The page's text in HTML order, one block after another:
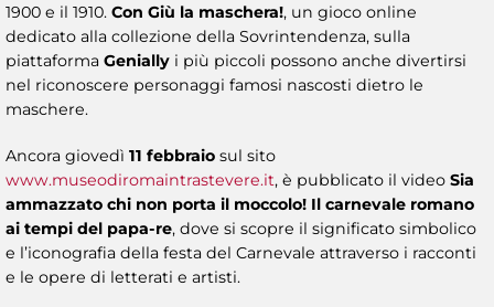
1900 e il 1910. Con Giù la maschera!, un gioco online
dedicato alla collezione della Sovrintendenza, sulla
piattaforma Genially i più piccoli possono anche divertirsi
nel riconoscere personaggi famosi nascosti dietro le
maschere.
Ancora giovedì 11 febbraio sul sito
www.museodiromaintrastevere.it, è pubblicato il video Sia
ammazzato chi non porta il moccolo! Il carnevale romano
ai tempi del papa-re, dove si scopre il significato simbolico
e l’iconografia della festa del Carnevale attraverso i racconti
e le opere di letterati e artisti.